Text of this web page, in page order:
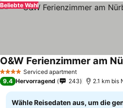
Beliebte Wahl
4 Sterne Serviced apartment
9.4 Hervorragend 243 2.1 km bis
Wähle Reisedaten aus, um die